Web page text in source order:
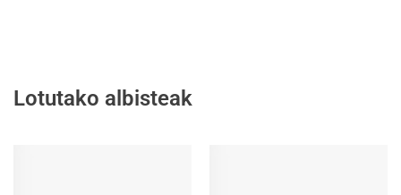
Lotutako albisteak